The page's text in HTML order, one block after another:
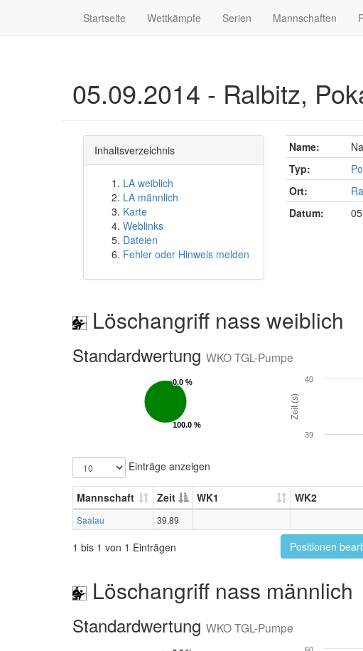
Startseite Wettkämpfe Serien Mannschaften
05.09.2014 - Ralbitz,
Inhaltsverzeichnis
LA weiblich
LA männlich
Karte
Weblinks
Dateien
Fehler oder Hinweis melden
Name:
Typ:
Ort:
Datum:
Löschangriff nass weiblich
Standardwertung WKO TGL-Pumpe
0.0 %
0.0 %
100.0 %
100.0 %
Zeit (s)
39
40
Einträge anzeigen
Mannschaft Zeit WK1 WK2
Saalau 39,89
1 bis 1 von 1 Einträgen Positionen
Löschangriff nass männlich
Standardwertung WKO TGL-Pumpe